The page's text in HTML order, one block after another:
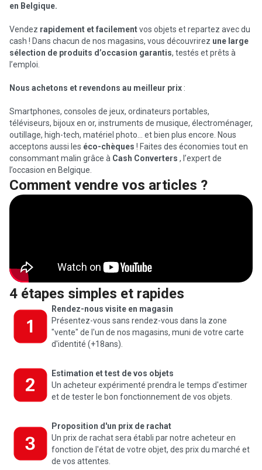
en Belgique.
Vendez rapidement et facilementvos objets et repartez avec du
cash ! Dans chacun de nos magasins, vous découvrirez une large
sélection de produits d’occasion garantis, testés et prêts à
l’emploi.
Nous achetons et revendons au meilleur prix :
Smartphones, consoles de jeux, ordinateurs portables,
téléviseurs, bijoux en or, instruments de musique, électroménager,
outillage, high-tech, matériel photo… et bien plus encore. Nous
acceptons aussi les éco-chèques ! Faites des économies tout en
consommant malin grâce à Cash Converters , l’expert de
l’occasion en Belgique.
Comment vendre vos articles ?
4 étapes simples et rapides
Rendez-nous visite en magasin
Présentez-vous sans rendez-vous dans la zone
"vente" de l'un de nos magasins, muni de votre carte
d'identité (+18ans).
Estimation et test de vos objets
Un acheteur expérimenté prendra le temps d'estimer
et de tester le bon fonctionnement de vos objets.
Proposition d'un prix de rachat
Un prix de rachat sera établi par notre acheteur en
fonction de l'état de votre objet, des prix du marché et
de vos attentes.